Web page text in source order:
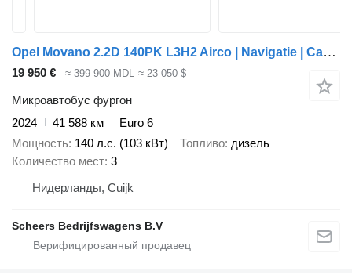
Opel Movano 2.2D 140PK L3H2 Airco | Navigatie | Camera
19 950 € ≈ 399 900 MDL ≈ 23 050 $
Микроавтобус фургон
2024
41 588 км
Euro 6
Мощность 140 л.с. (103 кВт) Топливо дизель
Количество мест 3
Нидерланды, Cuijk
Scheers Bedrijfswagens B.V